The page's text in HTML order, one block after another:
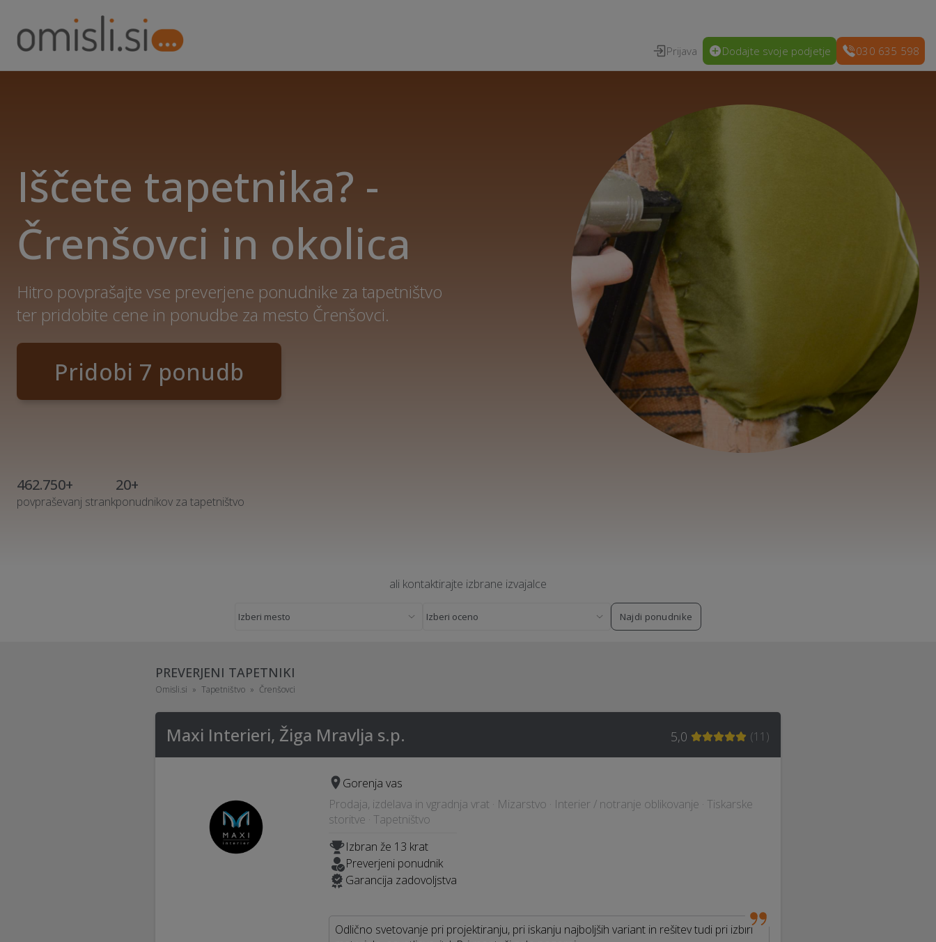
Prijava Dodajte svoje podjetje 030 635 598
Iščete tapetnika? -
Črenšovci in okolica
Hitro povprašajte vse preverjene ponudnike za tapetništvo
ter pridobite cene in ponudbe za mesto Črenšovci.
Pridobi 7 ponudb
462.750+
povpraševanj strank
20+
ponudnikov za tapetništvo
ali kontaktirajte izbrane izvajalce
Najdi ponudnike
PREVERJENI TAPETNIKI
Omisli.si Tapetništvo Črenšovci
Maxi Interieri, Žiga Mravlja s.p. 5,0 (11 )
Gorenja vas
Prodaja, izdelava in vgradnja vrat · Mizarstvo · Interier / notranje oblikovanje · Tiskarske
storitve · Tapetništvo
Izbran že 13 krat
Preverjeni ponudnik
Garancija zadovoljstva
Odlično svetovanje pri projektiranju, pri iskanju najboljših variant in rešitev tudi pri izbiri